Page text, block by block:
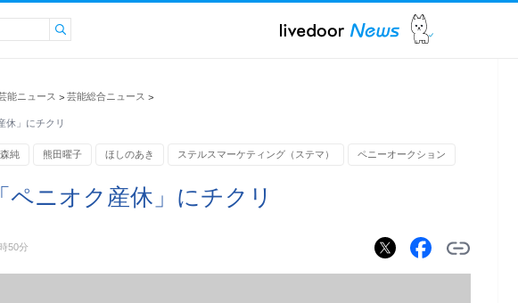
能ニュース > 芸能総合ニュース >
休」にチクリ
純 熊田曜子 ほしのあき ステルスマーケティング（ステマ） ペニーオークション
ペニオク産休」にチクリ
50分